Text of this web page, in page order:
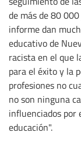
de más de 80
informe dan
educativo de
racista en el que
para el éxito y la
profesiones no
no son ninguna
influenciados por
educación".